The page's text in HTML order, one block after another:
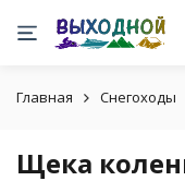
Главная Снегоходы
Щека